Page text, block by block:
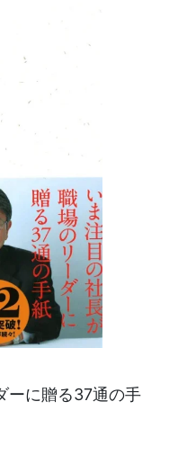
ーに贈る37通の手